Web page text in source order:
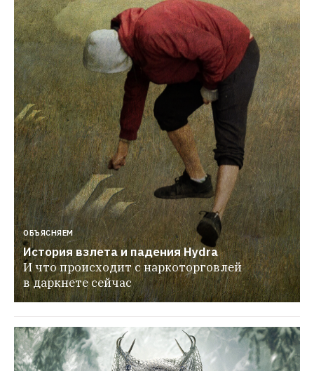
ОБЪЯСНЯЕМ
История взлета и падения Hydra
И что происходит с наркоторговлей
в даркнете сейчас